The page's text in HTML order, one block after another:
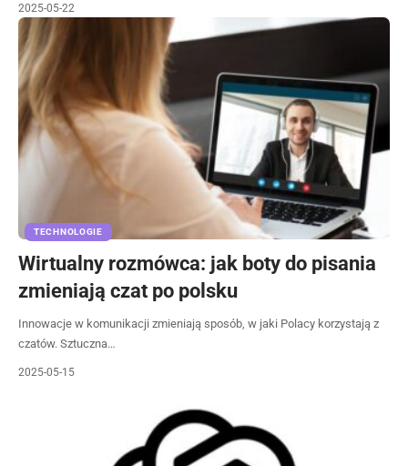
2025-05-22
TECHNOLOGIE
Wirtualny rozmówca: jak boty do pisania
zmieniają czat po polsku
Innowacje w komunikacji zmieniają sposób, w jaki Polacy korzystają z
czatów. Sztuczna…
2025-05-15